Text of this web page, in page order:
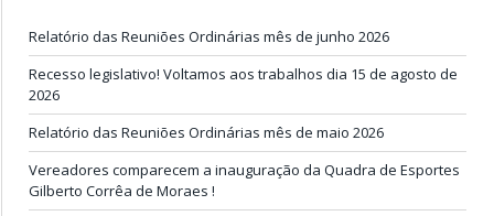
Relatório das Reuniões Ordinárias mês de junho 2026
Recesso legislativo! Voltamos aos trabalhos dia 15 de agosto de
2026
Relatório das Reuniões Ordinárias mês de maio 2026
Vereadores comparecem a inauguração da Quadra de Esportes
Gilberto Corrêa de Moraes !